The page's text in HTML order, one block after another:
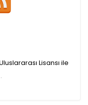
Lisansı ile
.